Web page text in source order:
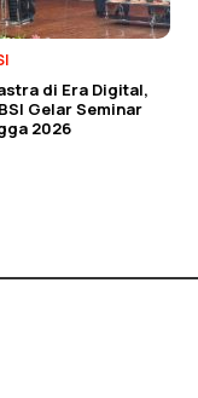
di Era Digital,
Gelar Seminar
2026